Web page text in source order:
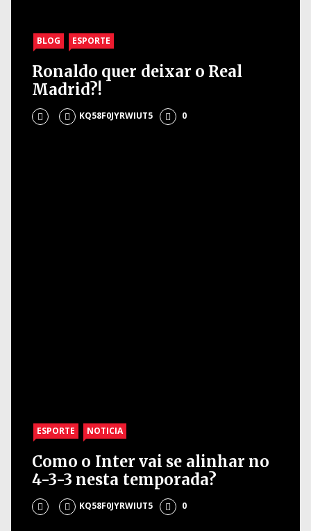
BLOG ESPORTE
Ronaldo quer deixar o Real
Madrid?!
KQ58F0JYRWIUT5 0
ESPORTE NOTICIA
Como o Inter vai se alinhar no
4-3-3 nesta temporada?
KQ58F0JYRWIUT5 0